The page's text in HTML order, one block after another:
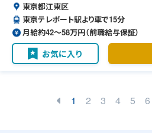
東京都江東区
東京テレポート駅より車で15分
月給約42〜58万円（前職給与保証）
お気に入り
1 2 3 4 5 6